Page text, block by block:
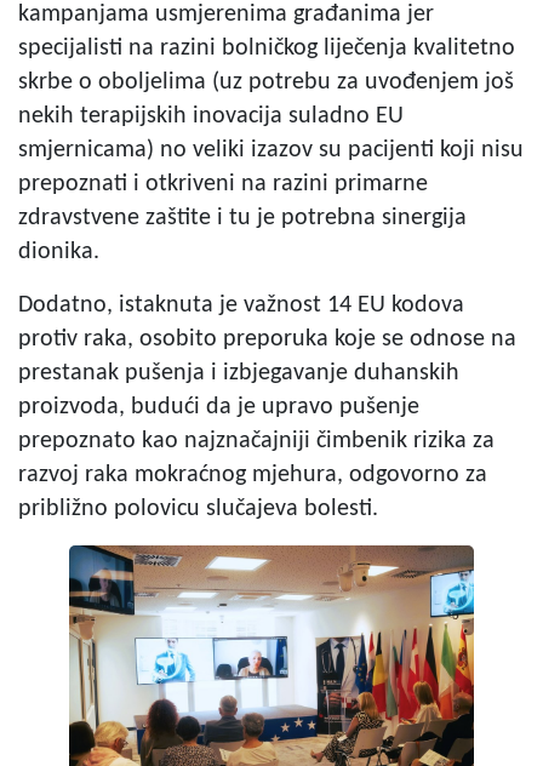
kampanjama usmjerenima građanima jer
specijalisti na razini bolničkog liječenja kvalitetno
skrbe o oboljelima (uz potrebu za uvođenjem još
nekih terapijskih inovacija suladno EU
smjernicama) no veliki izazov su pacijenti koji nisu
prepoznati i otkriveni na razini primarne
zdravstvene zaštite i tu je potrebna sinergija
dionika.
Dodatno, istaknuta je važnost 14 EU kodova
protiv raka, osobito preporuka koje se odnose na
prestanak pušenja i izbjegavanje duhanskih
proizvoda, budući da je upravo pušenje
prepoznato kao najznačajniji čimbenik rizika za
razvoj raka mokraćnog mjehura, odgovorno za
približno polovicu slučajeva bolesti.